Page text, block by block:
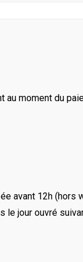
moment du
avant 12h (hors
le jour ouvré